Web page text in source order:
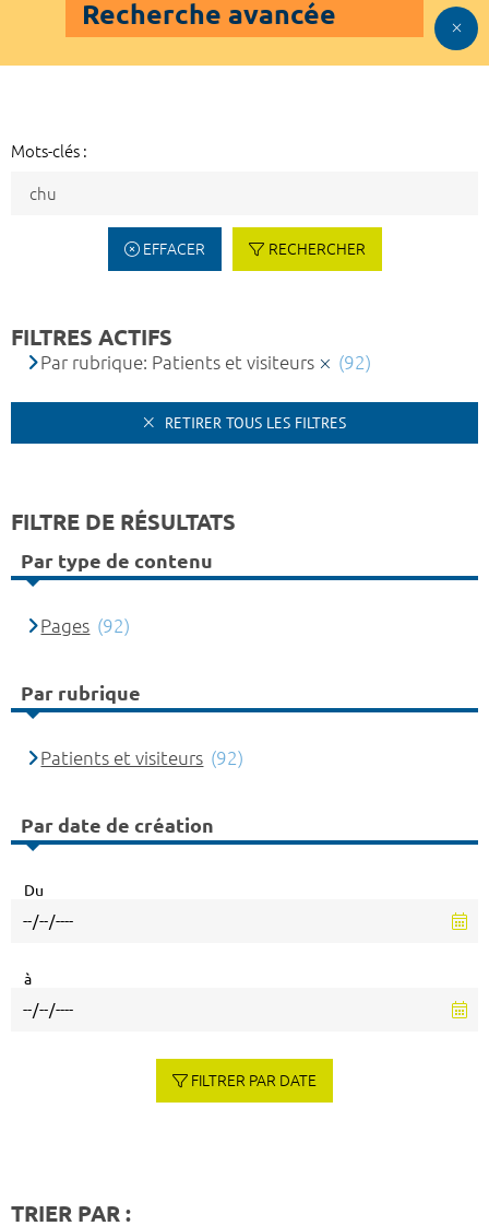
Recherche avancée
Mots-clés :
EFFACER RECHERCHER
FILTRES ACTIFS
Par rubrique: Patients et visiteurs (92)
RETIRER TOUS LES FILTRES
FILTRE DE RÉSULTATS
Par type de contenu
Pages (92)
Par rubrique
Patients et visiteurs (92)
Par date de création
Du
à
FILTRER PAR DATE
TRIER PAR :